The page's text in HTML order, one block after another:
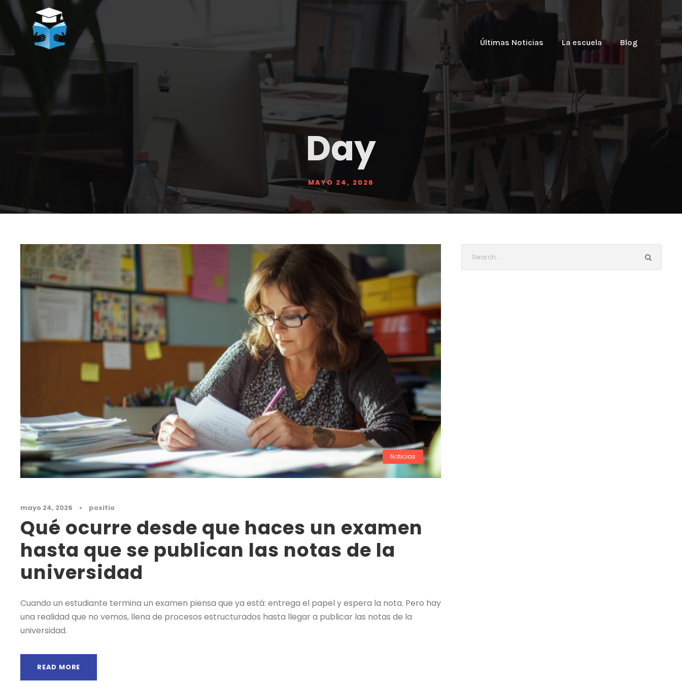
Últimas Noticias La escuela Blog
Day
MAYO 24, 2026
Noticias
mayo 24, 2026 • positio
Qué ocurre desde que haces un examen
hasta que se publican las notas de la
universidad
Cuando un estudiante termina un examen piensa que ya está: entrega el papel y espera la nota. Pero hay
una realidad que no vemos, llena de procesos estructurados hasta llegar a publicar las notas de la
universidad.
READ MORE